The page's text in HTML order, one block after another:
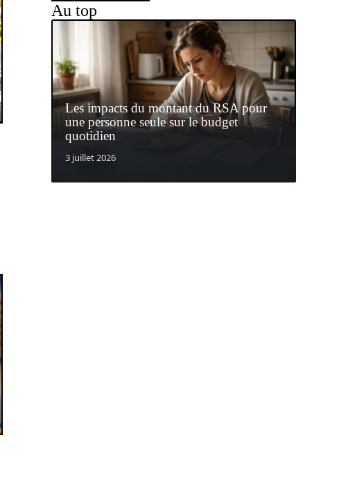
Au top
Les impacts du montant du RSA pour
une personne seule sur le budget
quotidien
3 juillet 2026